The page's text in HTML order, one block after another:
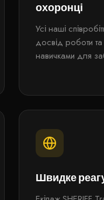
охоронці
Усі наші
досвід роботи
навичками для
Швидке